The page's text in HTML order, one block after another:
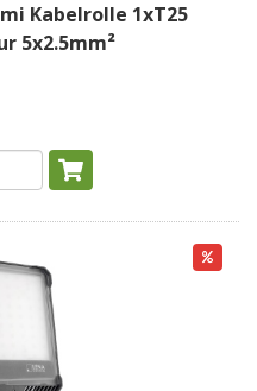
Kabelrolle 1xT25
5x2.5mm²